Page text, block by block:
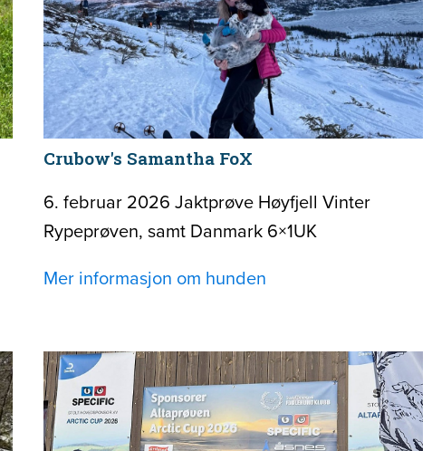
Crubow's Samantha FoX
6. februar 2026 Jaktprøve Høyfjell Vinter
Rypeprøven, samt Danmark 6×1UK
Mer informasjon om hunden